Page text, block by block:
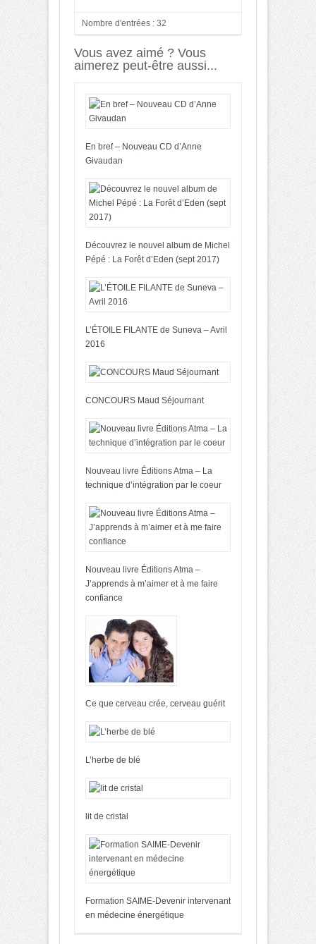
Nombre d'entrées : 32
Vous avez aimé ? Vous
aimerez peut-être aussi...
En bref – Nouveau CD d’Anne
Givaudan
Découvrez le nouvel album de Michel
Pépé : La Forêt d’Eden (sept 2017)
L’ÉTOILE FILANTE de Suneva – Avril
2016
CONCOURS Maud Séjournant
Nouveau livre Éditions Atma – La
technique d’intégration par le coeur
Nouveau livre Éditions Atma –
J’apprends à m’aimer et à me faire
confiance
Ce que cerveau crée, cerveau guérit
L’herbe de blé
lit de cristal
Formation SAIME-Devenir intervenant
en médecine énergétique